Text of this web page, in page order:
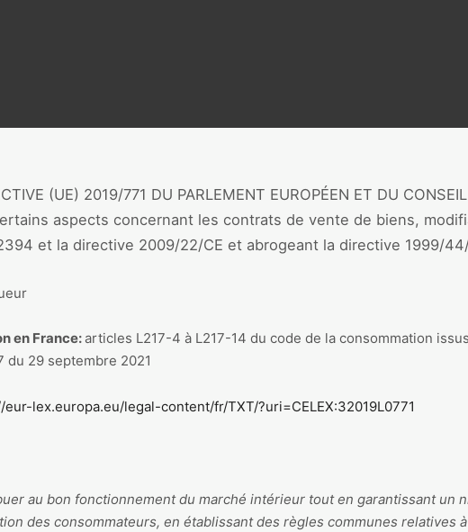
(UE) 2019/771 DU PARLEMENT EUROPÉEN ET DU
aspects concernant les contrats de vente de biens,
et la directive 2009/22/CE et abrogeant la directive 1999/
en France:articles L217-4 à L217-14 du code de la consommation
du 29 septembre 2021
eur-lex.europa.eu/legal-content/fr/TXT/?uri=CELEX:32019L0771
au bon fonctionnement du marché intérieur tout en garantissant un
des consommateurs, en établissant des règles communes relatives